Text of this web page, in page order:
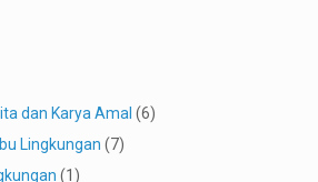
dan Karya Amal (6)
Lingkungan (7)
(1)